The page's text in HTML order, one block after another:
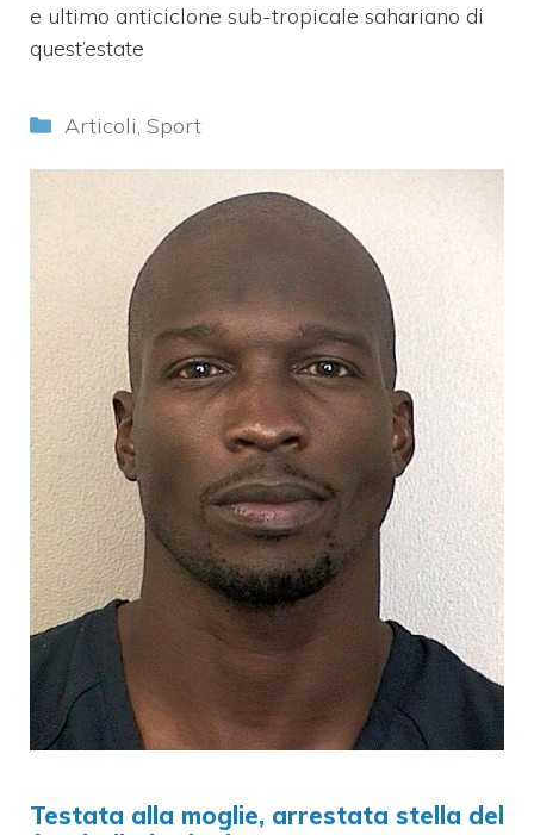
e ultimo anticiclone sub-tropicale sahariano di
quest’estate
Categorie
Articoli, Sport
Testata alla moglie, arrestata stella del